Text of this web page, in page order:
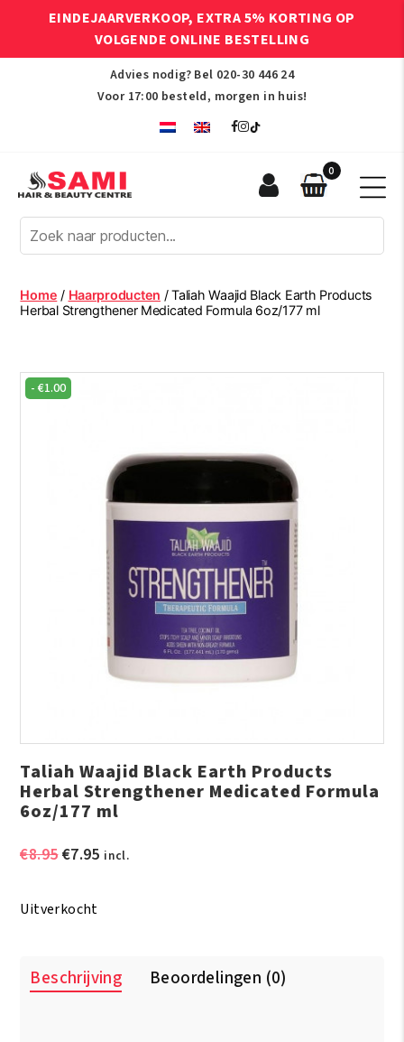
EINDEJAARVERKOOP, EXTRA 5% KORTING OP
VOLGENDE ONLINE BESTELLING
Advies nodig? Bel 020-30 446 24
Voor 17:00 besteld, morgen in huis!
Afro
Hair
Beauty
Centre
0
Home / Haarproducten / Taliah Waajid Black Earth Products
Herbal Strengthener Medicated Formula 6oz/177 ml
-€1.00
Taliah Waajid Black Earth Products
Herbal Strengthener Medicated Formula
6oz/177 ml
€8.95Oorspronkelijke
€8.95.
€7.95Huidige
incl.
Uitverkocht
Beschrijving Beoordelingen (0)